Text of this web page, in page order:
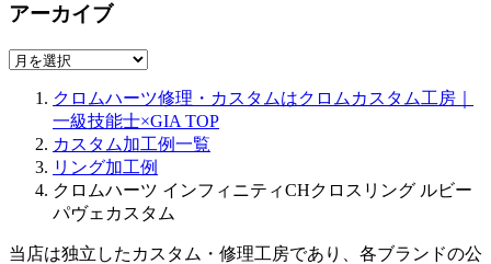
アーカイブ
ア
クロムハーツ修理・カスタムはクロムカスタム工房｜
一級技能士×GIA TOP
カスタム加工例一覧
リング加工例
クロムハーツ インフィニティCHクロスリング ルビー
パヴェカスタム
当店は独立したカスタム・修理工房であり、各ブランドの公